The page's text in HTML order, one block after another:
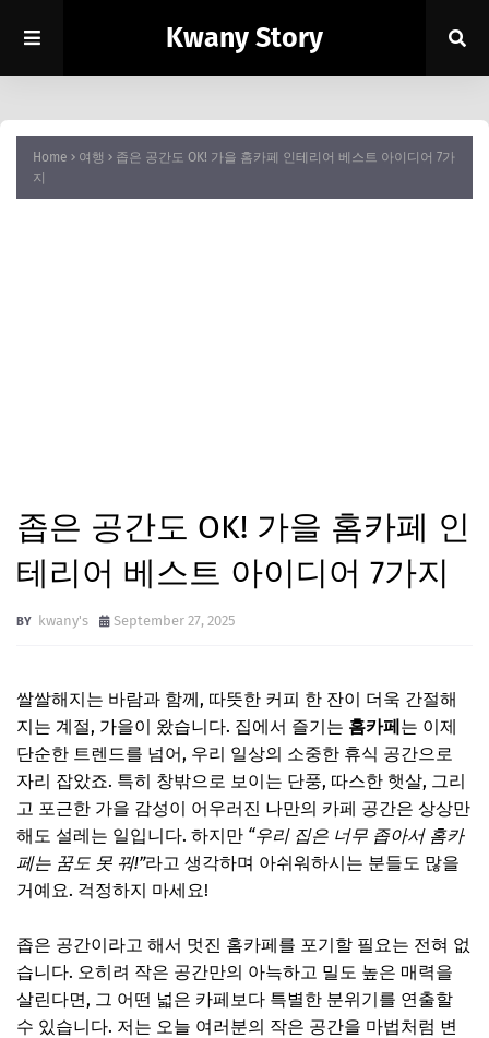
Kwany Story
Home 여행
좁은 공간도 OK! 가을 홈카페 인테리어 베스트 아이디어 7가
지
좁은 공간도 OK! 가을 홈카페 인
테리어 베스트 아이디어 7가지
kwany's September 27, 2025
쌀쌀해지는 바람과 함께, 따뜻한 커피 한 잔이 더욱 간절해
지는 계절, 가을이 왔습니다. 집에서 즐기는 홈카페는 이제
단순한 트렌드를 넘어, 우리 일상의 소중한 휴식 공간으로
자리 잡았죠. 특히 창밖으로 보이는 단풍, 따스한 햇살, 그리
고 포근한 가을 감성이 어우러진 나만의 카페 공간은 상상만
해도 설레는 일입니다. 하지만 “우리 집은 너무 좁아서 홈카
페는 꿈도 못 꿔!”라고 생각하며 아쉬워하시는 분들도 많을
거예요. 걱정하지 마세요!
좁은 공간이라고 해서 멋진 홈카페를 포기할 필요는 전혀 없
습니다. 오히려 작은 공간만의 아늑하고 밀도 높은 매력을
살린다면, 그 어떤 넓은 카페보다 특별한 분위기를 연출할
수 있습니다. 저는 오늘 여러분의 작은 공간을 마법처럼 변